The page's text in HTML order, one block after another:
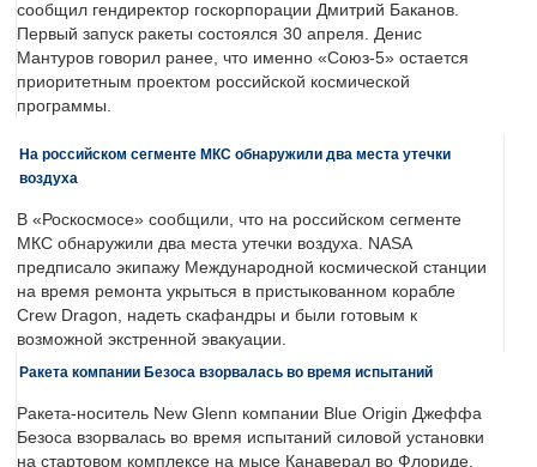
сообщил гендиректор госкорпорации Дмитрий Баканов.
Первый запуск ракеты состоялся 30 апреля. Денис
Мантуров говорил ранее, что именно «Союз-5» остается
приоритетным проектом российской космической
программы.
На российском сегменте МКС обнаружили два места утечки
воздуха
В «Роскосмосе» сообщили, что на российском сегменте
МКС обнаружили два места утечки воздуха. NASA
предписало экипажу Международной космической станции
на время ремонта укрыться в пристыкованном корабле
Crew Dragon, надеть скафандры и были готовым к
возможной экстренной эвакуации.
Ракета компании Безоса взорвалась во время испытаний
Ракета-носитель New Glenn компании Blue Origin Джеффа
Безоса взорвалась во время испытаний силовой установки
на стартовом комплексе на мысе Канаверал во Флориде.